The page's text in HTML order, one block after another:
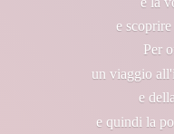
e
Per
un viaggio
e
e quindi la